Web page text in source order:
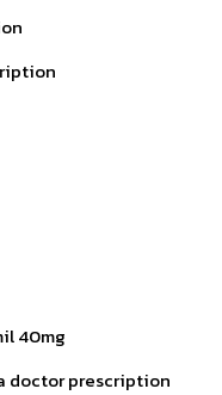
40mg
doctor prescription